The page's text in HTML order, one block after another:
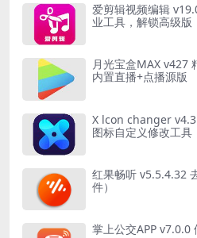
爱剪辑视频编辑
业工具，解锁高级版
月光宝盒MAX v427
内置直播+点播源版
X lcon changer
图标自定义修改工具
红果畅听 v5.5.4.32
件）
掌上公交APP v7.0.0